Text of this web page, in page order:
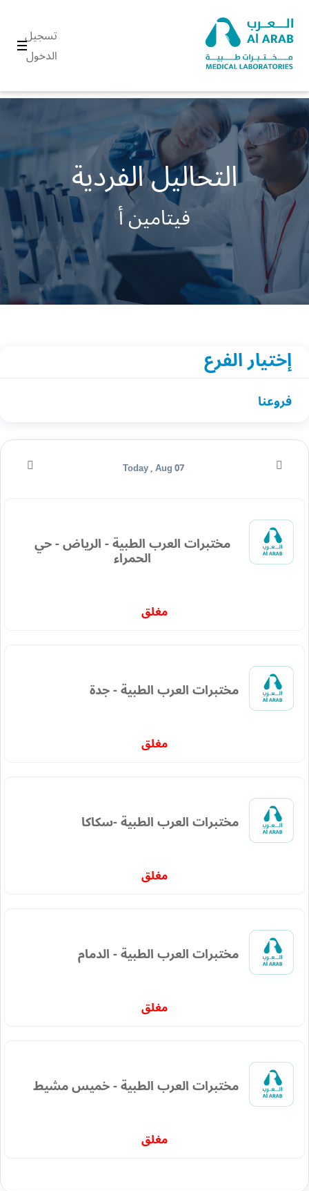
تسجيل
الدخول
التحاليل الفردية
فيتامين أ
إختيار الفرع
فروعنا
مختبرات العرب الطبية - الرياض - حي
الحمراء
مغلق
مختبرات العرب الطبية - جدة
مغلق
مختبرات العرب الطبية -سكاكا
مغلق
مختبرات العرب الطبية - الدمام
مغلق
مختبرات العرب الطبية - خميس مشيط
مغلق